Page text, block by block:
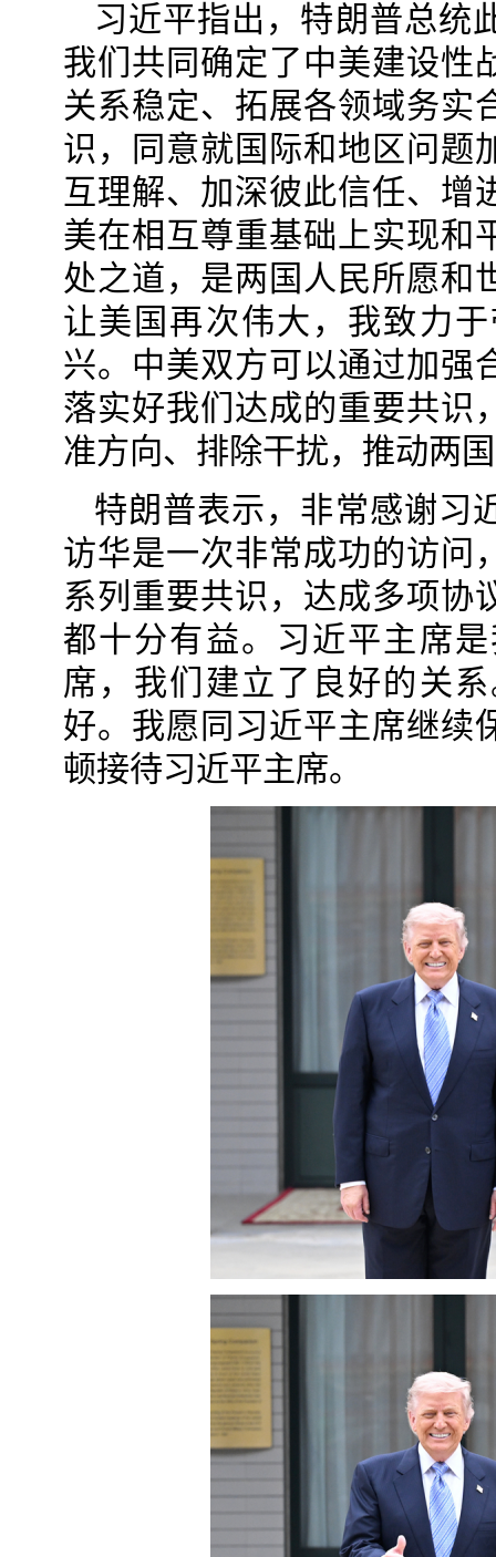
习近平指出，特朗普总统
我们共同确定了中美建设性
关系稳定、拓展各领域务实
识，同意就国际和地区问题
互理解、加深彼此信任、增
美在相互尊重基础上实现和
处之道，是两国人民所愿和
让美国再次伟大，我致力
兴。中美双方可以通过加强
落实好我们达成的重要共识
准方向、排除干扰，推动两
特朗普表示，非常感谢习
访华是一次非常成功的访问
系列重要共识，达成多项协
都十分有益。习近平主席
席，我们建立了良好的关
好。我愿同习近平主席继续
顿接待习近平主席。